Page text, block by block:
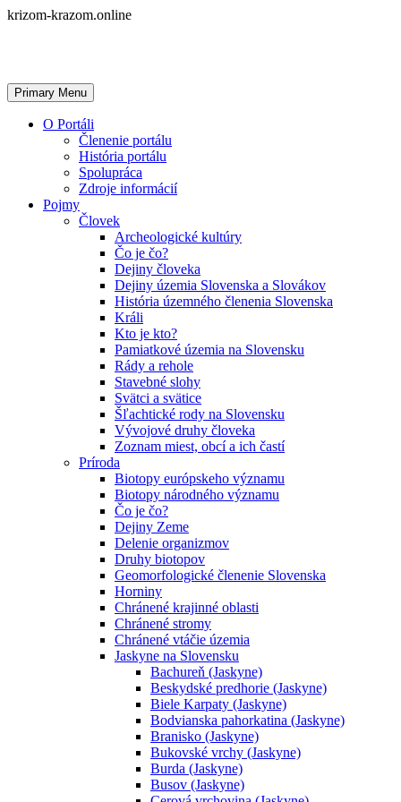
Skip
krizom-krazom.online
Primary Menu
O Portáli
Členenie portálu
História portálu
Spolupráca
Zdroje informácií
Pojmy
Človek
Archeologické kultúry
Čo je čo?
Dejiny človeka
Dejiny územia Slovenska a Slovákov
História územného členenia Slovenska
Králi
Kto je kto?
Pamiatkové územia na Slovensku
Rády a rehole
Stavebné slohy
Svätci a svätice
Šľachtické rody na Slovensku
Vývojové druhy človeka
Zoznam miest, obcí a ich častí
Príroda
Biotopy európskeho významu
Biotopy národného významu
Čo je čo?
Dejiny Zeme
Delenie organizmov
Druhy biotopov
Geomorfologické členenie Slovenska
Horniny
Chránené krajinné oblasti
Chránené stromy
Chránené vtáčie územia
Jaskyne na Slovensku
Bachureň (Jaskyne)
Beskydské predhorie (Jaskyne)
Biele Karpaty (Jaskyne)
Bodvianska pahorkatina (Jaskyne)
Branisko (Jaskyne)
Bukovské vrchy (Jaskyne)
Burda (Jaskyne)
Busov (Jaskyne)